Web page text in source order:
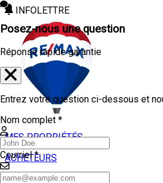
INFOLETTRE
MES PROPRIÉTÉS
ACHETEURS
VENDEURS
Posez-nous une question
Réponse rapide garantie
Entrez votre question ci-dessous et
Nom complet *
Courriel *